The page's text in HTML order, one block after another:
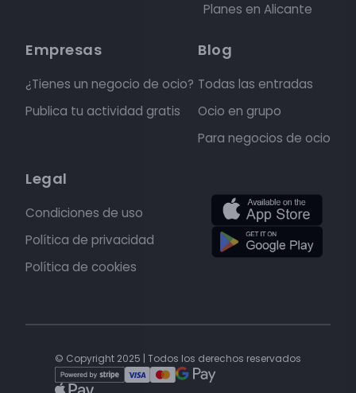
Planes en Alicante
Empresas
¿Tienes un negocio de ocio?
Publica tu actividad gratis
Blog
Todas las entradas
Ocio en grupo
Para negocios de ocio
Legal
Condiciones de uso
Política de privacidad
Política de cookies
© Copyright 2025 | Todos los derechos reservados